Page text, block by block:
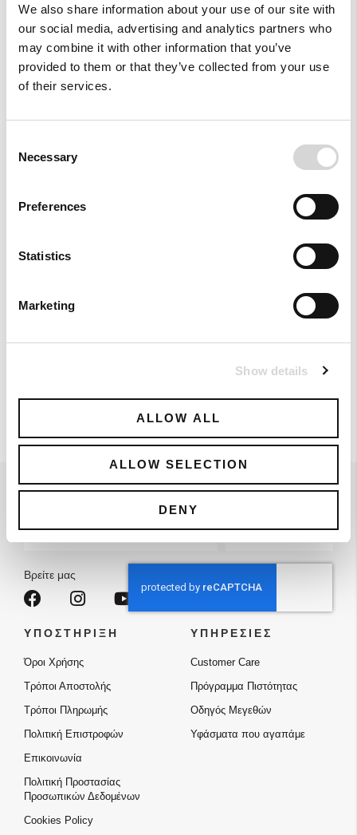
We also share information about your use of our site with
our social media, advertising and analytics partners who
may combine it with other information that you’ve
provided to them or that they’ve collected from your use
of their services.
Selection
Necessary
Preferences
Statistics
Marketing
Show details
ALLOW ALL
ALLOW SELECTION
DENY
Ενημερωθείτε για νέα προϊόντα και προσφορές. Εγγραφείτε.
Δελτίο:
Εγγραφείτε
Βρείτε μας
ΥΠΟΣΤΗΡΙΞΗ
Όροι Χρήσης
Τρόποι Αποστολής
Τρόποι Πληρωμής
Πολιτική Επιστροφών
Επικοινωνία
Πολιτική Προστασίας
Προσωπικών Δεδομένων
Cookies Policy
ΥΠΗΡΕΣΙΕΣ
Customer Care
Πρόγραμμα Πιστότητας
Οδηγός Μεγεθών
Υφάσματα που αγαπάμε